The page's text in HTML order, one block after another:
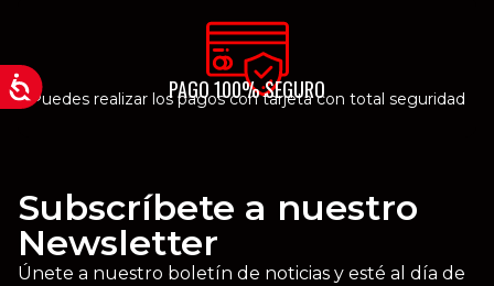
PAGO 100% SEGURO
Puedes realizar los pagos con tarjeta con total seguridad
Subscríbete a nuestro
Newsletter
Únete a nuestro boletín de noticias y esté al día de